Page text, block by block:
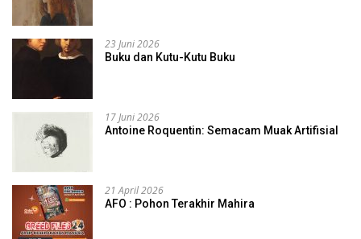
23 Juni 2026
Buku dan Kutu-Kutu Buku
17 Juni 2026
Antoine Roquentin: Semacam Muak Artifisial
21 April 2026
AFO : Pohon Terakhir Mahira